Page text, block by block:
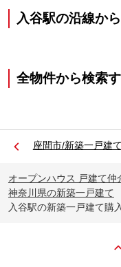
入谷駅の沿線か
全物件から検索
座間市/新築一戸建
オープンハウス 戸建て仲
神奈川県の新築一戸建て
入谷駅の新築一戸建て購